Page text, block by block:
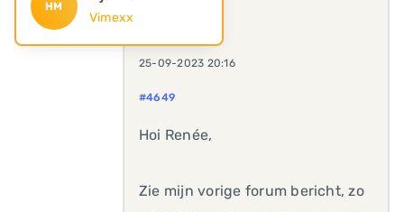
HM
Vimexx
25-09-2023 20:16
#4649
Hoi Renée,
Zie mijn vorige forum bericht, zo